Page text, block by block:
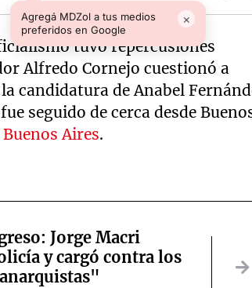
Agregá MDZol a tus medios
preferidos en Google
×
tuvo repercusiones
Alfredo Cornejo cuestionó a
candidatura de Anabel
seguido de cerca desde
Aires.
Jorge Macri
y cargó contra los